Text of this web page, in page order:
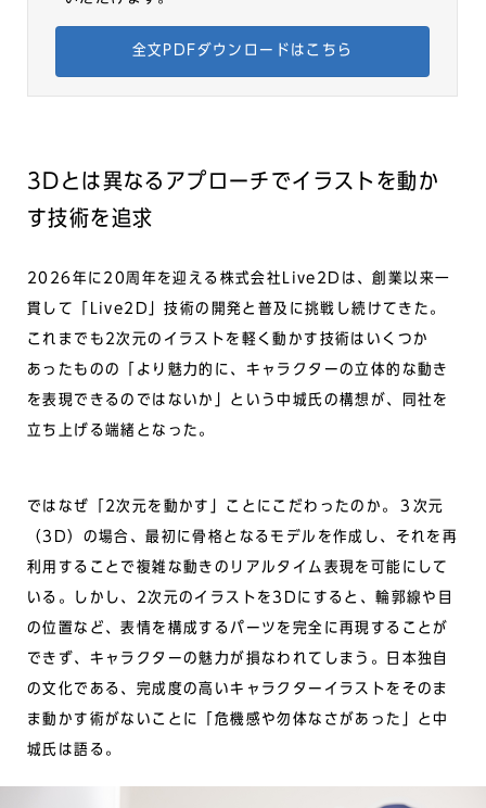
全文PDFダウンロードはこちら
3Dとは異なるアプローチでイラストを動か
す技術を追求
2026年に20周年を迎える株式会社Live2Dは、創業以来一
貫して「Live2D」技術の開発と普及に挑戦し続けてきた。
これまでも2次元のイラストを軽く動かす技術はいくつか
あったものの「より魅力的に、キャラクターの立体的な動き
を表現できるのではないか」という中城氏の構想が、同社を
立ち上げる端緒となった。
ではなぜ「2次元を動かす」ことにこだわったのか。３次元
（3D）の場合、最初に骨格となるモデルを作成し、それを再
利用することで複雑な動きのリアルタイム表現を可能にして
いる。しかし、2次元のイラストを3Dにすると、輪郭線や目
の位置など、表情を構成するパーツを完全に再現することが
できず、キャラクターの魅力が損なわれてしまう。日本独自
の文化である、完成度の高いキャラクターイラストをそのま
ま動かす術がないことに「危機感や勿体なさがあった」と中
城氏は語る。